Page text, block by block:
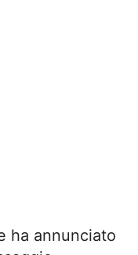
ha annunciato